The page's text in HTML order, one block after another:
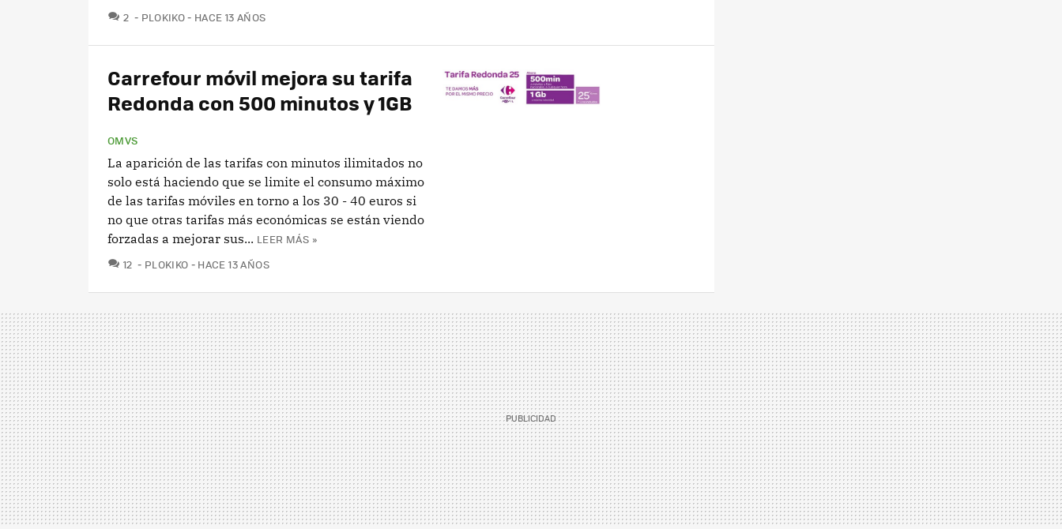
2 COMENTARIOS
PLOKIKO HACE 13 AÑOS
Carrefour móvil mejora su tarifa
Redonda con 500 minutos y 1GB
OMVS
La aparición de las tarifas con minutos ilimitados no
solo está haciendo que se limite el consumo máximo
de las tarifas móviles en torno a los 30 - 40 euros si
no que otras tarifas más económicas se están viendo
forzadas a mejorar sus... LEER MÁS »
12 COMENTARIOS
PLOKIKO HACE 13 AÑOS